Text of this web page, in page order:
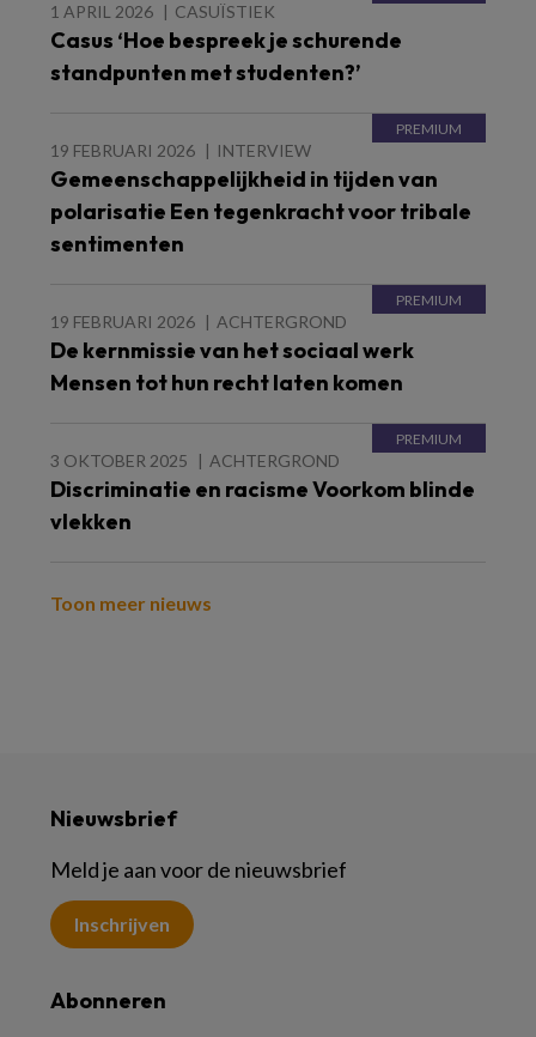
1 APRIL 2026 CASUÏSTIEK
Casus ‘Hoe bespreek je schurende
standpunten met studenten?’
19 FEBRUARI 2026 INTERVIEW
Gemeenschappelijkheid in tijden van
polarisatie Een tegenkracht voor tribale
sentimenten
19 FEBRUARI 2026 ACHTERGROND
De kernmissie van het sociaal werk
Mensen tot hun recht laten komen
3 OKTOBER 2025 ACHTERGROND
Discriminatie en racisme Voorkom blinde
vlekken
Toon meer nieuws
Nieuwsbrief
Meld je aan voor de nieuwsbrief
Inschrijven
Abonneren